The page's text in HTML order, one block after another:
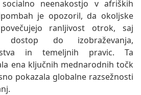
neenakostjo v afriških
je opozoril, da okoljske
ranljivost otrok, saj
dostop do izobraževanja,
in temeljnih pravic. Ta
ena ključnih mednarodnih točk
pokazala globalne razsežnosti